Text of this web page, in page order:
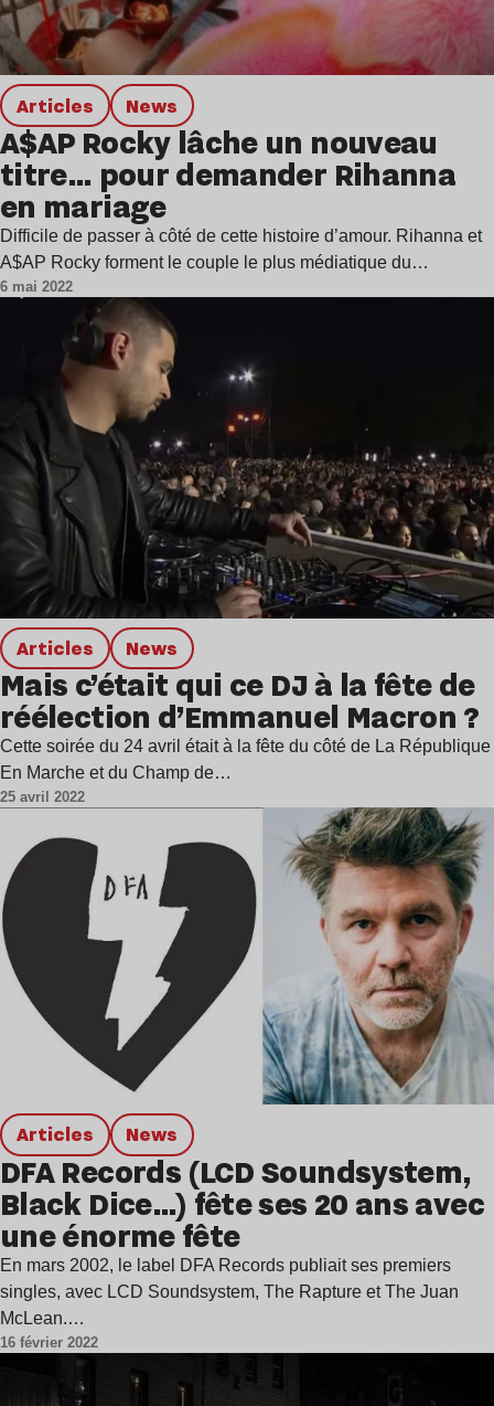
Articles news
A$AP Rocky lâche un nouveau
titre… pour demander Rihanna
en mariage
Difficile de passer à côté de cette histoire d’amour. Rihanna et
A$AP Rocky forment le couple le plus médiatique du…
6 mai 2022
Articles news
Mais c’était qui ce DJ à la fête de
réélection d’Emmanuel Macron ?
Cette soirée du 24 avril était à la fête du côté de La République
En Marche et du Champ de…
25 avril 2022
Articles news
DFA Records (LCD Soundsystem,
Black Dice…) fête ses 20 ans avec
une énorme fête
En mars 2002, le label DFA Records publiait ses premiers
singles, avec LCD Soundsystem, The Rapture et The Juan
McLean.…
16 février 2022